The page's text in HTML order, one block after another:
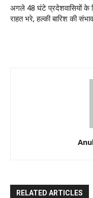
अगले 48 घंटे प्रदेशवासियों के
राहत भरे, हल्की बारिश की
RELATED ARTICLES